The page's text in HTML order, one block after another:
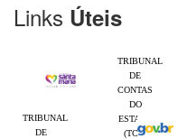
Links Úteis
TRIBUNAL
DE
CONTAS
DO
ESTADO
(TCE-
TRIBUNAL
DE